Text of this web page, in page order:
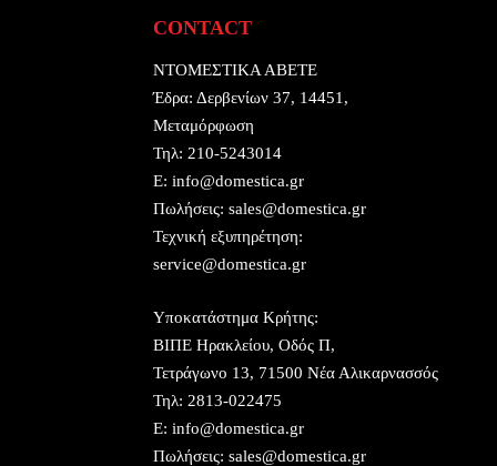
CONTACT
ΝΤΟΜΕΣΤΙΚΑ ΑΒΕΤΕ
Έδρα: Δερβενίων 37, 14451,
Μεταμόρφωση
Τηλ: 210-5243014
E: info@domestica.gr
Πωλήσεις: sales@domestica.gr
Τεχνική εξυπηρέτηση:
service@domestica.gr
Υποκατάστημα Κρήτης:
ΒΙΠΕ Ηρακλείου, Οδός Π,
Τετράγωνο 13, 71500 Νέα Αλικαρνασσός
Τηλ: 2813-022475
E: info@domestica.gr
Πωλήσεις: sales@domestica.gr